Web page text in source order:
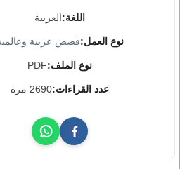
اللغة:العربية
نوع العمل:قصص عربية
نوع الملف:PDF
عدد القراءات:2690 مرة